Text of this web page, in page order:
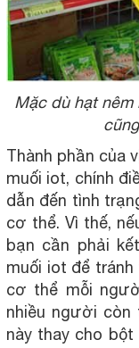
Mặc dù hạt
Thành phần của
muối iot, chính
dẫn đến tình
cơ thể. Vì thế,
bạn cần phải
muối iot để
cơ thể mỗi
nhiều người còn
này thay cho bột